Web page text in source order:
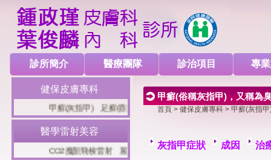
診所簡介 醫療團隊 診治項目 專
健保皮膚專科
醫學雷射美容
甲癬(灰指甲) 足癬(香港腳) 冬季濕疹(乾燥性濕疹) 病毒疣 脂
CO2魔顏飛梭雷射 麗芙音波(Liftsonic) 十倍電波 八倍淨膚雷
甲癬(俗稱灰指甲)，又稱為
首頁 > 健保皮膚專科 > 甲癬(灰指甲
灰指甲症狀 成因 治